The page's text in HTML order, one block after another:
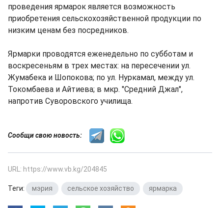
проведения ярмарок является возможность
приобретения сельскохозяйственной продукции по
низким ценам без посредников.
Ярмарки проводятся еженедельно по субботам и
воскресеньям в трех местах: на пересечении ул.
Жумабека и Шопокова; по ул. Нуркамал, между ул.
Токомбаева и Айтиева; в мкр. "Средний Джал",
напротив Суворовского училища.
Сообщи свою новость:
URL: https://www.vb.kg/204845
Теги: мэрия сельское хозяйство ярмарка